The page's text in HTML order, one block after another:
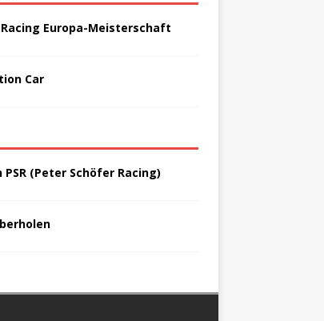
Racing Europa-Meisterschaft
Car
PSR (Peter Schöfer Racing)